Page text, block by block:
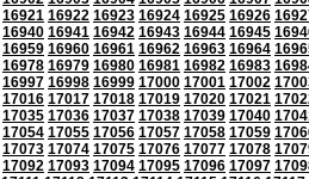
16921 16922 16923 16924 16925 16926
16940 16941 16942 16943 16944 16945
16959 16960 16961 16962 16963 16964
16978 16979 16980 16981 16982 16983
16997 16998 16999 17000 17001 17002
17016 17017 17018 17019 17020 17021
17035 17036 17037 17038 17039 17040
17054 17055 17056 17057 17058 17059
17073 17074 17075 17076 17077 17078
17092 17093 17094 17095 17096 17097